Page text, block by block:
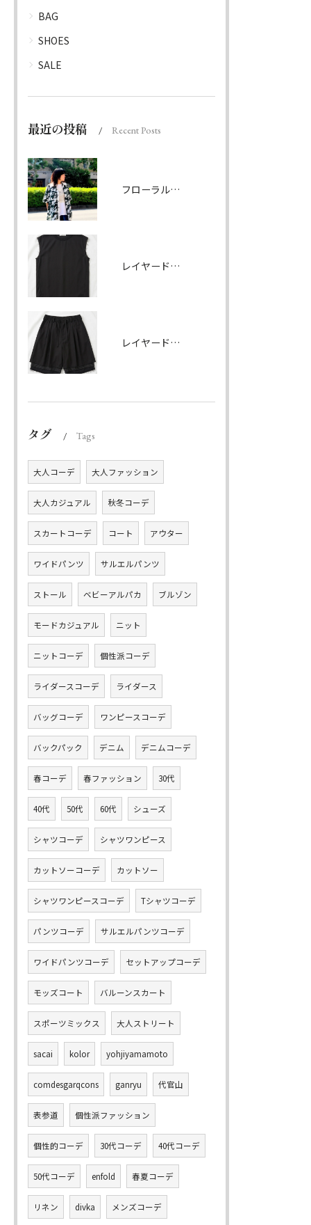
BAG
SHOES
SALE
最近の投稿 Recent Posts
フローラルパターンシャツ ダークグリーン
レイヤードノースリーブ ブラック
レイヤードハーフパンツ ブラック
タグ Tags
大人コーデ 大人ファッション
大人カジュアル 秋冬コーデ
スカートコーデ コート アウター
ワイドパンツ サルエルパンツ
ストール ベビーアルパカ ブルゾン
モードカジュアル ニット
ニットコーデ 個性派コーデ
ライダースコーデ ライダース
バッグコーデ ワンピースコーデ
バックパック デニム デニムコーデ
春コーデ 春ファッション 30代
40代 50代 60代 シューズ
シャツコーデ シャツワンピース
カットソーコーデ カットソー
シャツワンピースコーデ Tシャツコーデ
パンツコーデ サルエルパンツコーデ
ワイドパンツコーデ セットアップコーデ
モッズコート バルーンスカート
スポーツミックス 大人ストリート
sacai kolor yohjiyamamoto
comdesgarqcons ganryu 代官山
表参道 個性派ファッション
個性的コーデ 30代コーデ 40代コーデ
50代コーデ enfold 春夏コーデ
リネン divka メンズコーデ